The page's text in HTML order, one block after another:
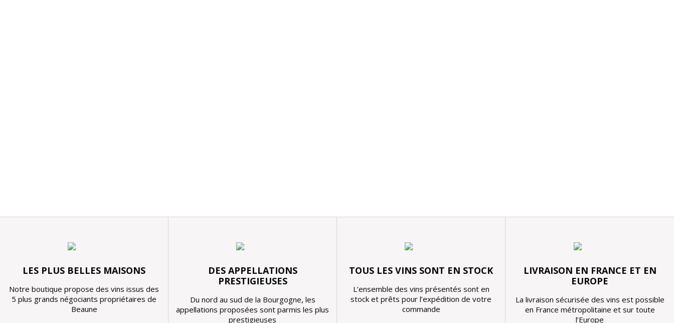
LES PLUS BELLES MAISONS
Notre boutique propose des vins issus des
5 plus grands négociants propriétaires de
Beaune
DES APPELLATIONS
PRESTIGIEUSES
Du nord au sud de la Bourgogne, les
appellations proposées sont parmis les plus
prestigieuses
TOUS LES VINS SONT EN STOCK
L’ensemble des vins présentés sont en
stock et prêts pour l’expédition de votre
commande
LIVRAISON EN FRANCE ET EN
EUROPE
La livraison sécurisée des vins est possible
en France métropolitaine et sur toute
l’Europe